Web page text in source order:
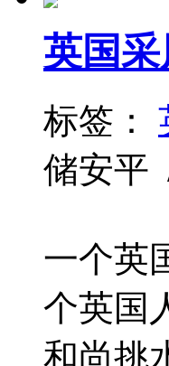
英国
标签：
储安平
一个英
个英国
和尚挑